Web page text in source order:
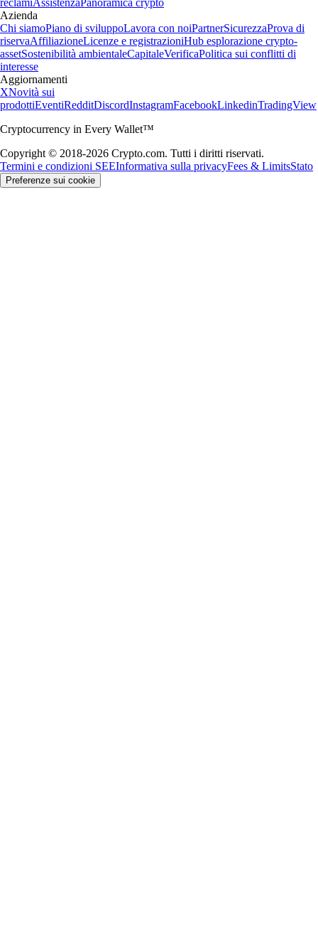
reclamiAssistenza Panoramica crypto
Azienda
Chi siamoPiano di sviluppoLavora con noiPartnerSicurezzaProva di
riservaAffiliazioneLicenze e registrazioniHub esplorazione crypto-
assetSostenibilità ambientaleCapitaleVerificaPolitica sui conflitti di
interesse
Aggiornamenti
XNovità sui
prodottiEventiRedditDiscordInstagramFacebookLinkedinTradingView
Cryptocurrency in Every Wallet™
Copyright © 2018-2026 Crypto.com. Tutti i diritti riservati.
Termini e condizioni SEEInformativa sulla privacyFees & LimitsStato
Preferenze sui cookie